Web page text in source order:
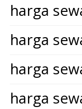
harga
harga
harga
harga